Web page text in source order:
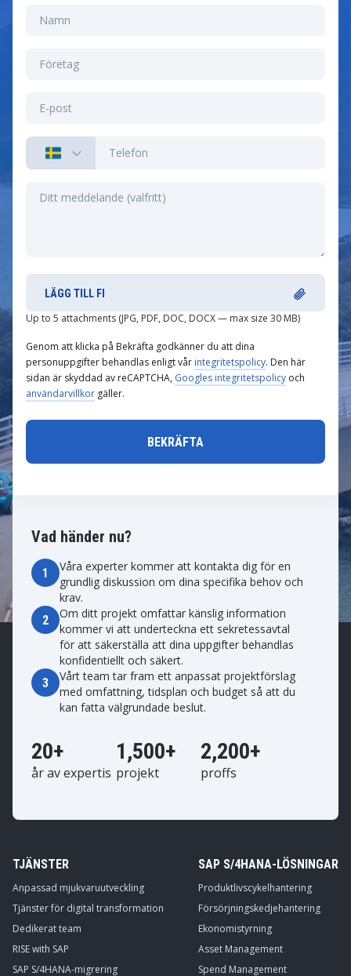
Vad händer nu?
1
Våra experter kommer att kontakta dig för en
grundlig diskussion om dina specifika behov och
krav.
2
Om ditt projekt omfattar känslig information
kommer vi att underteckna ett sekretessavtal
för att säkerställa att dina uppgifter behandlas
konfidentiellt och säkert.
3
Vårt team tar fram ett anpassat projektförslag
med omfattning, tidsplan och budget så att du
kan fatta välgrundade beslut.
20+
år av expertis
1,500+
projekt
2,200+
proffs
LÄGG TILL FI
Up to 5 attachments (JPG, PDF, DOC, DOCX — max size 30 MB)
Genom att klicka på Bekräfta godkänner du att dina
personuppgifter behandlas enligt vår integritetspolicy. Den här
sidan är skyddad av reCAPTCHA, Googles integritetspolicy och
användarvillkor gäller.
TJÄNSTER
Anpassad mjukvaruutveckling
Tjänster för digital transformation
Dedikerat team
RISE with SAP
SAP S/4HANA-migrering
SAP S/4HANA-LÖSNINGAR
Produktlivscykelhantering
Försörjningskedjehantering
Ekonomistyrning
Asset Management
Spend Management